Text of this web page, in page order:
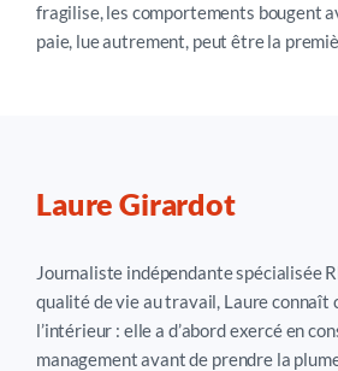
fragilise, les comportements bougent
paie, lue autrement, peut être la
Laure Girardot
Journaliste indépendante spécialisée
qualité de vie au travail, Laure connaît
l’intérieur : elle a d’abord exercé en
management avant de prendre la